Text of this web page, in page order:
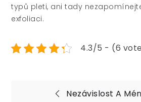
typů pleti, ani tady
exfoliaci.
4.3/5 - (6
Navigace
Nezávislost A